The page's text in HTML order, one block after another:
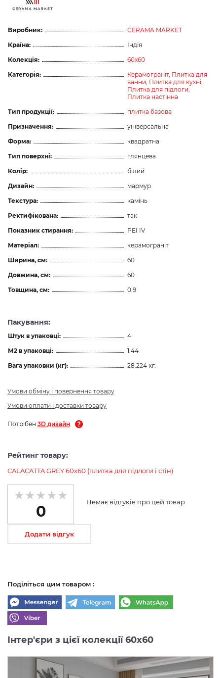
Виробник:
CERAMA MARKET
Країна:
Індія
Колекція:
60x60
Категорія:
Керамограніт, Плитка для
ванни, Плитка для кухні,
Плитка для підлоги,
Плитка настінна
Тип продукції:
плитка базова
Призначення:
універсальна
Форма:
квадратна
Тип поверхні:
глянцева
Колір:
білий
Дизайн:
мармур
Текстура:
камінь
Ректифікована:
так
Показник стирання:
PEI IV
Матеріал:
керамограніт
Ширина, см:
60
Довжина, см:
60
Товщина, см:
0.9
Пакування:
Штук в упаковці:
4
М2 в упаковці:
1.44
Вага упаковки (кг):
28.224 кг.
Умови обміну і повернення товару
Умови оплати і доставки товару
Потрібен 3D дизайн
Рейтинг товару:
CALACATTA GREY 60х60 (плитка для підлоги і стін)
0
Немає відгуків про цей товар
Додати відгук
Поділіться цим товаром :
Інтер'єри з цієї колекції 60x60